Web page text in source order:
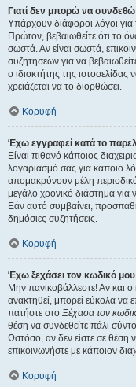
Γιατί δεν μπορώ να
Υπάρχουν διάφοροι λόγοι
Πρώτον, βεβαιωθείτε ότι το
σωστά. Αν είναι σωστά,
συζητήσεων για να
ο ιδιοκτήτης της ιστοσελίδας
χρειάζεται να το διορθώσει.
Κορυφή
Έχω εγγραφεί κατά το
Είναι πιθανό κάποιος
λογαριασμό σας για κάποιο
απομακρύνουν μέλη
μεγάλο χρονικό διάστημα
Εάν αυτό συμβαίνει,
δημόσιες συζητήσεις.
Κορυφή
Έχω ξεχάσει τον κωδικό
Μην πανικοβάλλεστε! Αν και
ανακτηθεί, μπορεί εύκολα να
πατήστε στο Ξέχασα τον
θέση να συνδεθείτε πάλι
Ωστόσο, αν δεν είστε σε
επικοινωνήστε με κάποιον
Κορυφή